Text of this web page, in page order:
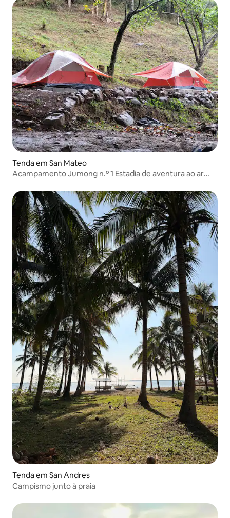
Tenda em San Mateo
Acampamento Jumong n.º 1 Estadia de aventura ao ar
Tenda em San Andres
Campismo junto à praia